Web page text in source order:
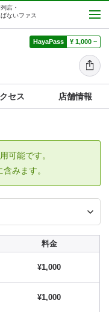
店・
ないファス
HayaPass ¥ 1,000 ~
セス 店舗情報
可能です。
みます。
料金
¥1,000
¥1,000